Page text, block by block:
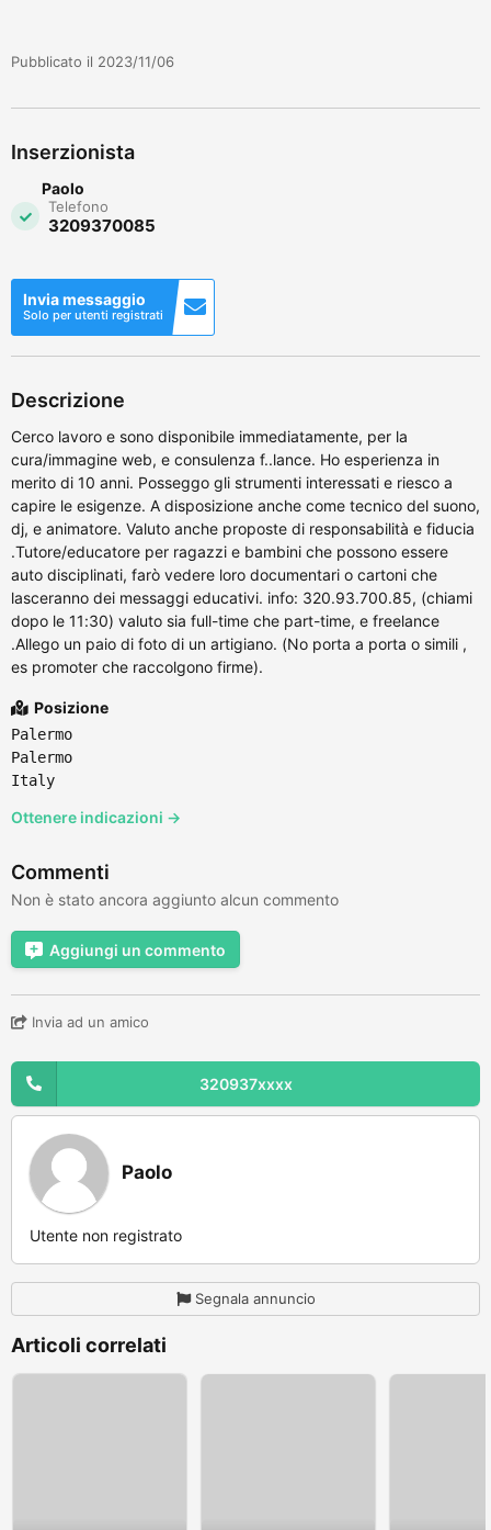
Pubblicato il 2023/11/06
Inserzionista
Paolo
Telefono
3209370085
Invia messaggio
Solo per utenti registrati
Descrizione
Cerco lavoro e sono disponibile immediatamente, per la
cura/immagine web, e consulenza f..lance. Ho esperienza in
merito di 10 anni. Posseggo gli strumenti interessati e riesco a
capire le esigenze. A disposizione anche come tecnico del suono,
dj, e animatore. Valuto anche proposte di responsabilità e fiducia
.Tutore/educatore per ragazzi e bambini che possono essere
auto disciplinati, farò vedere loro documentari o cartoni che
lasceranno dei messaggi educativi. info: 320.93.700.85, (chiami
dopo le 11:30) valuto sia full-time che part-time, e freelance
.Allego un paio di foto di un artigiano. (No porta a porta o simili ,
es promoter che raccolgono firme).
Posizione
Palermo
Palermo
Italy
Ottenere indicazioni →
Commenti
Non è stato ancora aggiunto alcun commento
Aggiungi un commento
Invia ad un amico
320937xxxx
Paolo
Utente non registrato
Segnala annuncio
Articoli correlati